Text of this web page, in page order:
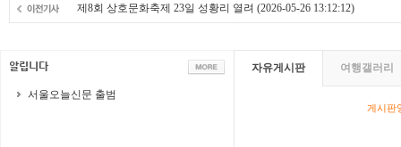
제8회 상호문화축제 23일 성황리 열려 (2026-05-26 13:12:12)
서울오늘신문 출범
자유게시판 여행갤러리
게시판